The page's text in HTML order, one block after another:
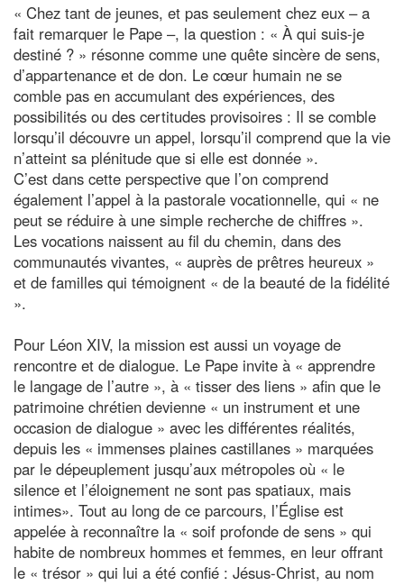
« Chez tant de jeunes, et pas seulement chez eux – a
fait remarquer le Pape –, la question : « À qui suis-je
destiné ? » résonne comme une quête sincère de sens,
d’appartenance et de don. Le cœur humain ne se
comble pas en accumulant des expériences, des
possibilités ou des certitudes provisoires : Il se comble
lorsqu’il découvre un appel, lorsqu’il comprend que la vie
n’atteint sa plénitude que si elle est donnée ».
C’est dans cette perspective que l’on comprend
également l’appel à la pastorale vocationnelle, qui « ne
peut se réduire à une simple recherche de chiffres ».
Les vocations naissent au fil du chemin, dans des
communautés vivantes, « auprès de prêtres heureux »
et de familles qui témoignent « de la beauté de la fidélité
».
Pour Léon XIV, la mission est aussi un voyage de
rencontre et de dialogue. Le Pape invite à « apprendre
le langage de l’autre », à « tisser des liens » afin que le
patrimoine chrétien devienne « un instrument et une
occasion de dialogue » avec les différentes réalités,
depuis les « immenses plaines castillanes » marquées
par le dépeuplement jusqu’aux métropoles où « le
silence et l’éloignement ne sont pas spatiaux, mais
intimes». Tout au long de ce parcours, l’Église est
appelée à reconnaître la « soif profonde de sens » qui
habite de nombreux hommes et femmes, en leur offrant
le « trésor » qui lui a été confié : Jésus-Christ, au nom